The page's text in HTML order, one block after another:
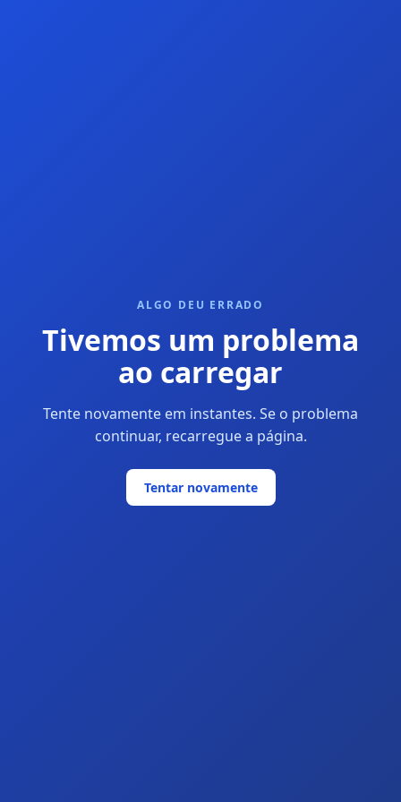
ALGO DEU ERRADO
Tivemos um problema
ao carregar
Tente novamente em instantes. Se o problema
continuar, recarregue a página.
Tentar novamente